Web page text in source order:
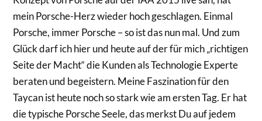
mein Porsche-Herz wieder hoch geschlagen. Einmal
Porsche, immer Porsche – so ist das nun mal. Und zum
Glück darf ich hier und heute auf der für mich „richtigen
Seite der Macht“ die Kunden als Technologie Experte
beraten und begeistern. Meine Faszination für den
Taycan ist heute noch so stark wie am ersten Tag. Er hat
die typische Porsche Seele, das merkst Du auf jedem